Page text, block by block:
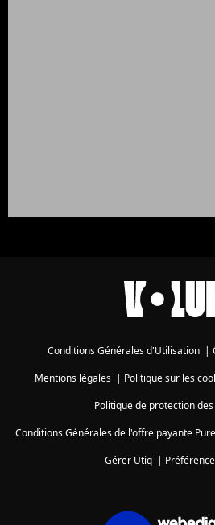
Conditions Générales d'Utilisation |
Mentions légales| Politique sur les
Politique de protection
Conditions Générales de l'offre payante
Gérer Utiq |